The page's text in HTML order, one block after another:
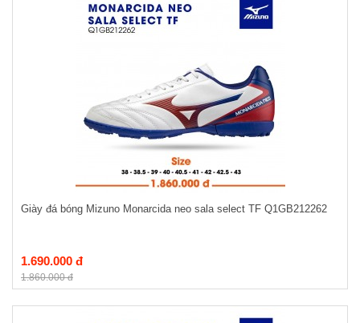
Giày đá bóng Mizuno Monarcida neo sala select TF Q1GB212262
1.690.000 đ
1.860.000 đ